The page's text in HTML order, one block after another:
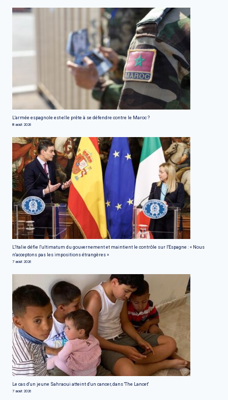
L'armée espagnole est-elle prête à se défendre contre le Maroc ?
8 août 2026
L'Italie défie l'ultimatum du gouvernement et maintient le contrôle sur l'Espagne : « Nous
n'acceptons pas les impositions étrangères »
7 août 2026
Le cas d'un jeune Sahraoui atteint d'un cancer, dans 'The Lancet'
7 août 2026